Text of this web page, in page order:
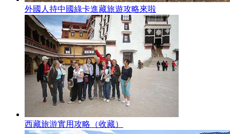
外國人持中國綠卡進藏旅遊攻略來啦
西藏旅游實用攻略（收藏）